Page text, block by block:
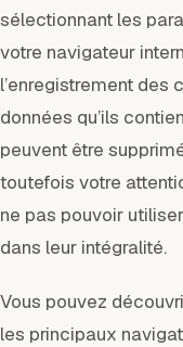
sélectionnant les
votre navigateur
l’enregistrement des
données qu’ils
peuvent être
toutefois votre
ne pas pouvoir
dans leur intégralité.
Vous pouvez
les principaux